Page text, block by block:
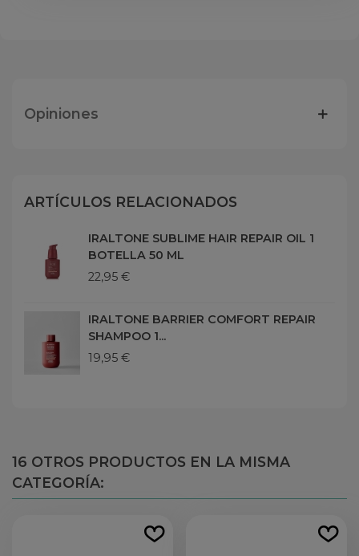
Opiniones
ARTÍCULOS RELACIONADOS
IRALTONE SUBLIME HAIR REPAIR OIL 1
BOTELLA 50 ML
22,95 €
IRALTONE BARRIER COMFORT REPAIR
SHAMPOO 1...
19,95 €
16 OTROS PRODUCTOS EN LA MISMA
CATEGORÍA: